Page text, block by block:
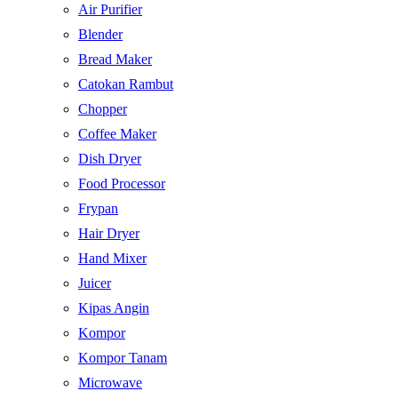
Air Purifier
Blender
Bread Maker
Catokan Rambut
Chopper
Coffee Maker
Dish Dryer
Food Processor
Frypan
Hair Dryer
Hand Mixer
Juicer
Kipas Angin
Kompor
Kompor Tanam
Microwave